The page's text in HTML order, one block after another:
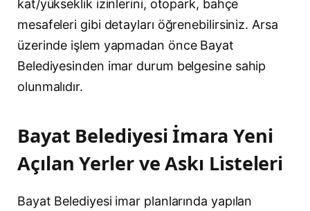
kat/yükseklik izinlerini, otopark, bahçe
mesafeleri gibi detayları öğrenebilirsiniz. Arsa
üzerinde işlem yapmadan önce Bayat
Belediyesinden imar durum belgesine sahip
olunmalıdır.
Bayat Belediyesi İmara Yeni
Açılan Yerler ve Askı Listeleri
Bayat Belediyesi imar planlarında yapılan